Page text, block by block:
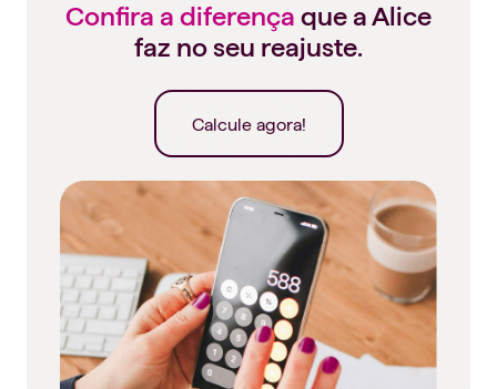
Confira a diferença que a Alice
faz no seu reajuste.
Calcule agora!